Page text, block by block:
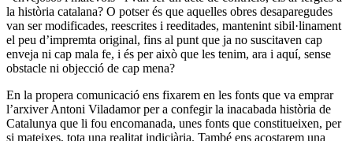
la història catalana? O potser és que aquelles obres desaparegudes
van ser modificades, reescrites i reeditades, mantenint sibil·linament
el peu d’impremta original, fins al punt que ja no suscitaven cap
enveja ni cap mala fe, i és per això que les tenim, ara i aquí, sense
obstacle ni objecció de cap mena?
En la propera comunicació ens fixarem en les fonts que va emprar
l’arxiver Antoni Viladamor per a confegir la inacabada història de
Catalunya que li fou encomanada, unes fonts que constitueixen, per
si mateixes, tota una realitat indiciària. També ens acostarem una